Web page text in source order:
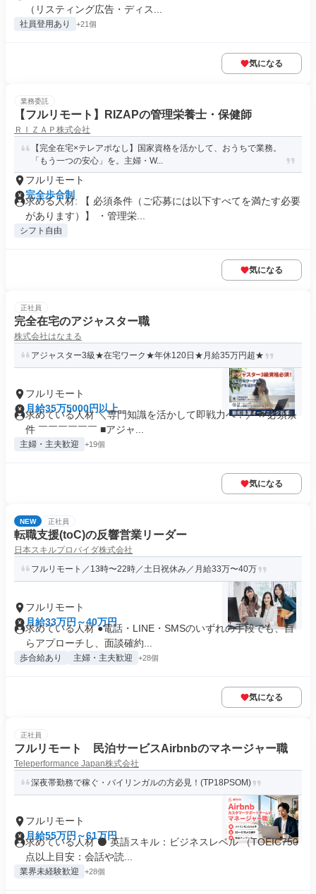
（リスティング広告・ディス...
社員登用あり +21個
気になる
業務委託
【フルリモート】RIZAPの管理栄養士・保健師
ＲＩＺＡＰ株式会社
【完全在宅×テレアポなし】国家資格を活かして、おうちで業務。
「もう一つの安心」を。主婦・W...
フルリモート
完全歩合制
求める人材: 【 必須条件（ご応募には以下すべてを満たす必要
があります）】 ・管理栄...
シフト自由
気になる
正社員
完全在宅のアジャスター職
株式会社はなまる
アジャスター3級★在宅ワーク★年休120日★月給35万円超★
フルリモート
月給35万5000円以上
求めている人材 ＼専門知識を活かして即戦力へ！／ ⏩必須条
件 ￣￣￣￣￣￣ ■アジャ...
主婦・主夫歓迎 +19個
気になる
NEW 正社員
転職支援(toC)の反響営業リーダー
日本スキルプロバイダ株式会社
フルリモート／13時〜22時／土日祝休み／月給33万〜40万
フルリモート
月給33万円～40万円
求めている人材 ●電話・LINE・SMSのいずれの手段でも、自
らアプローチし、面談確約...
歩合給あり 主婦・主夫歓迎 +28個
気になる
正社員
フルリモート 民泊サービスAirbnbのマネージャー職
Teleperformance Japan株式会社
深夜帯勤務で稼ぐ・バイリンガルの方必見！(TP18PSOM)
フルリモート
月給55万円～61万円
求めている人材 ⚫ 英語スキル：ビジネスレベル （TOEIC750
点以上目安：会話や読...
業界未経験歓迎 +28個